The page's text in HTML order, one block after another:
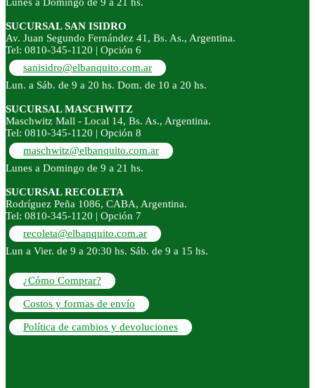
Lunes a Domingo de 9 a 21 hs.
SUCURSAL SAN ISIDRO
Av. Juan Segundo Fernández 41, Bs. As., Argentina.
Tel: 0810-345-1120 | Opción 6
sanisidro@elbanquito.com.ar
Lun. a Sáb. de 9 a 20 hs. Dom. de 10 a 20 hs.
SUCURSAL MASCHWITZ
Maschwitz Mall - Local 14, Bs. As., Argentina.
Tel: 0810-345-1120 | Opción 8
maschwitz@elbanquito.com.ar
Lunes a Domingo de 9 a 21 hs.
SUCURSAL RECOLETA
Rodríguez Peña 1086, CABA, Argentina.
Tel: 0810-345-1120 | Opción 7
recoleta@elbanquito.com.ar
Lun a Vier. de 9 a 20:30 hs. Sáb. de 9 a 15 hs.
¿Cómo Comprar?
Costos y formas de envío
Política de cambios y devoluciones